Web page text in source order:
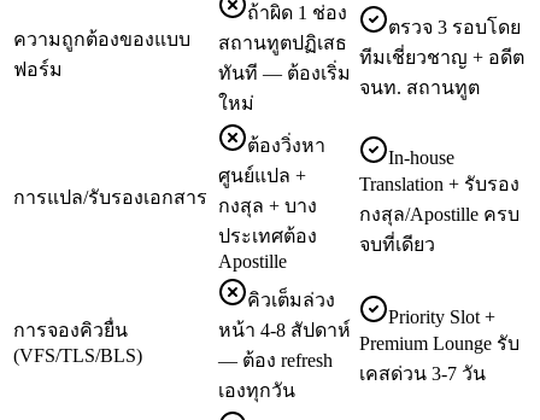
ความถูกต้องของแบบ
ฟอร์ม
ถ้าผิด 1 ช่อง
สถานทูตปฏิเสธ
ทันที — ต้องเริ่ม
ใหม่
ตรวจ 3 รอบโดย
ทีมเชี่ยวชาญ + อดีต
จนท. สถานทูต
การแปล/รับรองเอกสาร
ต้องวิ่งหา
ศูนย์แปล +
กงสุล + บาง
ประเทศต้อง
Apostille
In-house
Translation + รับรอง
กงสุล/Apostille ครบ
จบที่เดียว
การจองคิวยื่น
(VFS/TLS/BLS)
คิวเต็มล่วง
หน้า 4-8 สัปดาห์
— ต้อง refresh
เองทุกวัน
Priority Slot +
Premium Lounge รับ
เคสด่วน 3-7 วัน